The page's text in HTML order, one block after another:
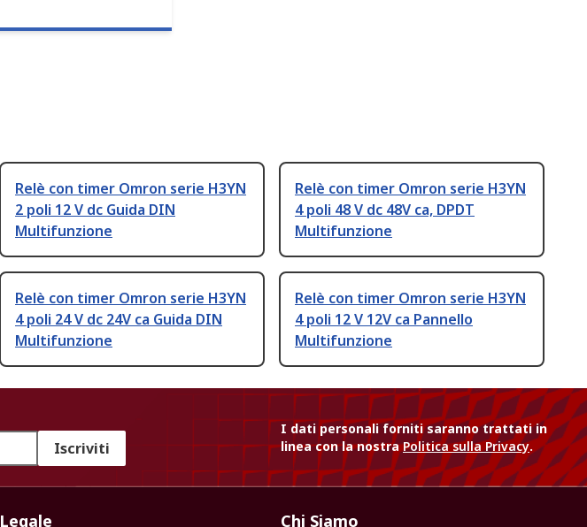
Relè con timer Omron serie H3YN
2 poli 12 V dc Guida DIN
Multifunzione
Relè con timer Omron serie H3YN
4 poli 48 V dc 48V ca, DPDT
Multifunzione
Relè con timer Omron serie H3YN
4 poli 24 V dc 24V ca Guida DIN
Multifunzione
Relè con timer Omron serie H3YN
4 poli 12 V 12V ca Pannello
Multifunzione
Iscriviti
I dati personali forniti saranno trattati in
linea con la nostraPolitica sulla Privacy.
Legale Chi Siamo